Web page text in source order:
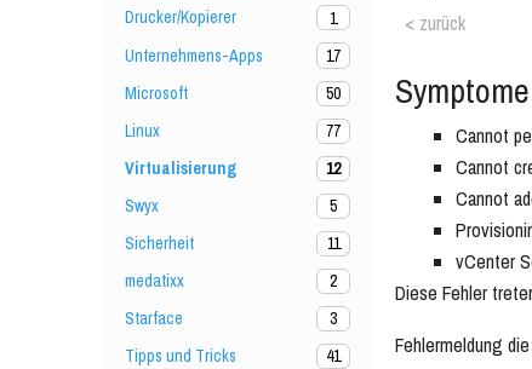
Drucker/Kopierer
1
Unternehmens-Apps
17
Microsoft
50
Linux
77
Virtualisierung
12
Swyx
5
Sicherheit
11
medatixx
2
Starface
3
Tipps und Tricks
41
< zurück
Symptome
Cannot
Cannot
Cannot
vCenter
Diese Fehler
Fehlermeldung